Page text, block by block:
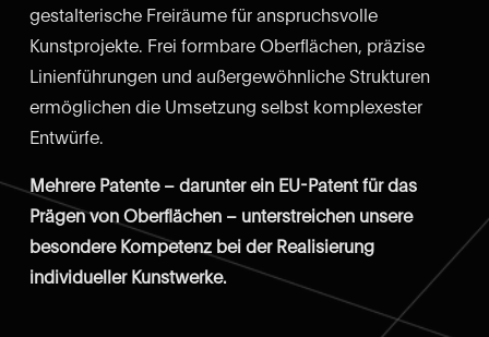
gestalterische Freiräume für anspruchsvolle
Kunstprojekte. Frei formbare Oberflächen, präzise
Linienführungen und außergewöhnliche Strukturen
ermöglichen die Umsetzung selbst komplexester
Entwürfe.
Mehrere Patente – darunter ein EU-Patent für das
Prägen von Oberflächen – unterstreichen unsere
besondere Kompetenz bei der Realisierung
individueller Kunstwerke.